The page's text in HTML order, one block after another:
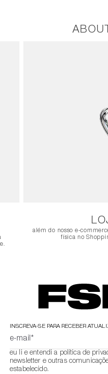
além do nosso e-
física no
INSCREVA-SE PARA RECEBER
e-mail*
eu li e entendi a política de
newsletter e outras
estabelecido.